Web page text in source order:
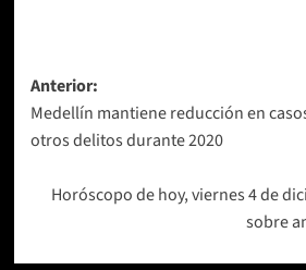
Navegación
de
entradas
Anterior:
Medellín mantiene reducción en
otros delitos durante 2020
Horóscopo de hoy, viernes 4 de
sobre